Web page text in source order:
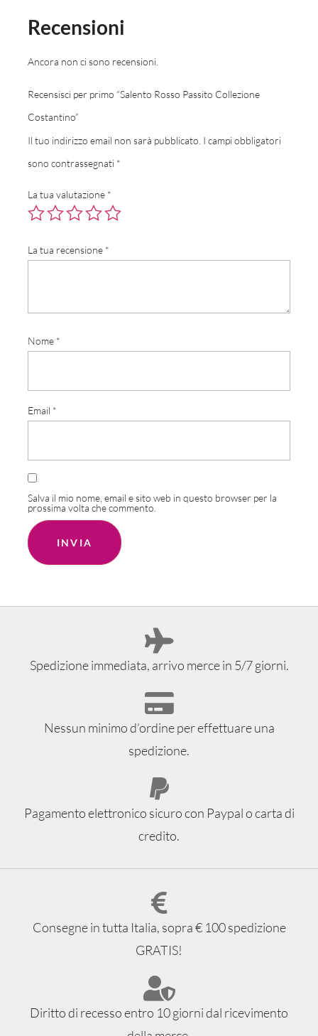
Recensioni
Ancora non ci sono recensioni.
Recensisci per primo “Salento Rosso Passito Collezione
Costantino”
Il tuo indirizzo email non sarà pubblicato. I campi obbligatori
sono contrassegnati *
La tua valutazione *
La tua recensione *
Nome *
Email *
Salva il mio nome, email e sito web in questo browser per la
prossima volta che commento.
Spedizione immediata, arrivo merce in 5/7 giorni.
Nessun minimo d’ordine per effettuare una
spedizione.
Pagamento elettronico sicuro con Paypal o carta di
credito.
Consegne in tutta Italia, sopra € 100 spedizione
GRATIS!
Diritto di recesso entro 10 giorni dal ricevimento